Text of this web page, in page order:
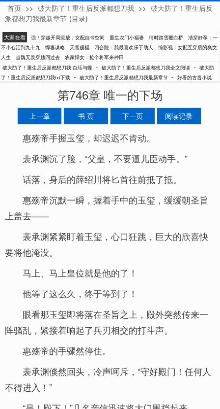
白珏与蝶
首页 >> 破大防了！重生后反派都想刀我 >> 破大防了！重生后反
派都想刀我最新章节 (目录)
大家在看 强！穿越开局流放，女配自带空间 重生农门小福妻 晴时踏雪覆白桥
清穿好孕：一
不小心活到九十九
悍妻谋略 天官赐福 四合院：我最喜欢乐于助人
综影视：女配互穿后的爽文
人生
当魏无羡穿越回过去
农家悍女：抢个将军来种田
破大防了！重生后反派都想刀我 白珏与蝶 - 破大防了！重生后反派都想刀我全文阅读 - 破大防
了！重生后反派都想刀我txt下载 - 破大防了！重生后反派都想刀我最新章节 - 好看的古言小说
第746章 唯一的下场
上一章 书 页 下一页 阅读记录
惠殇帝手握玉玺，却迟迟不肯动。
裴承渊沉了脸，“父皇，不要逼儿臣动手。”
话落，身后的薛绍川将匕首往前抵了抵。
惠殇帝沉默一瞬，握着手中的玉玺，缓缓朝圣旨
上盖去——
裴承渊紧紧盯着玉玺，心口狂跳，巨大的欣喜快
要将他淹没。
马上、马上皇位就是他的了！
他等了这么久，终于等到了！
眼看那玉玺即将落在圣旨之上，殿外突然传来一
阵骚乱，紧接着响起了兵刃相交的打斗声。
惠殇帝的手骤然停住。
裴承渊倏然回头，冷声呵斥，“守好殿门！任何人
不得进入！”